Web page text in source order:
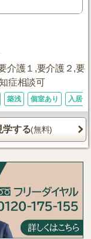
介護１,要介護２,要
症相談可
築浅 個室あり 入居金
学する(無料)